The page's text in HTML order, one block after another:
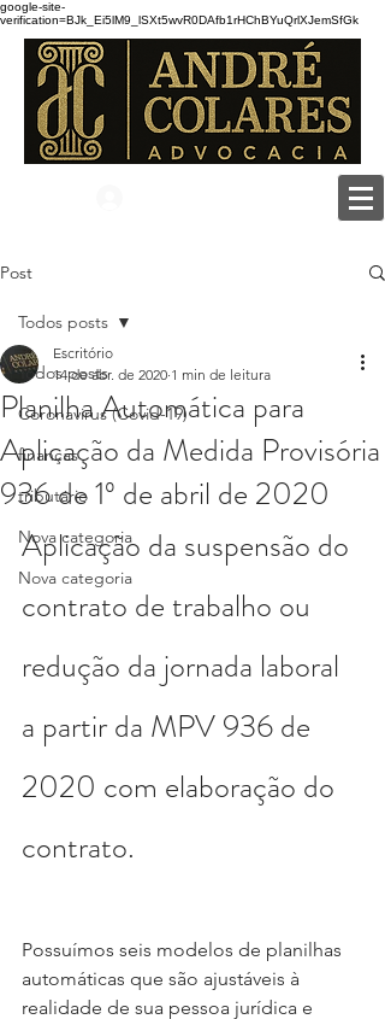
google-site-
verification=BJk_Ei5lM9_lSXt5wvR0DAfb1rHChBYuQrlXJemSfGk
Post
Todos posts
Coronavirus (Covid-19)
finanças
tributário
Nova categoria
Nova categoria
Todos posts
Planilha Automática para
Aplicação da Medida Provisória
936 de 1º de abril de 2020
Escritório
14 de abr. de 2020 1 min de leitura
Aplicação da suspensão do
contrato de trabalho ou
redução da jornada laboral
a partir da MPV 936 de
2020 com elaboração do
contrato.
Possuímos seis modelos de planilhas
automáticas que são ajustáveis à
realidade de sua pessoa jurídica e